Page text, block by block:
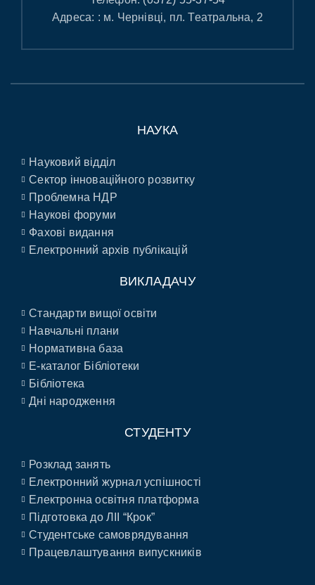
Адреса: : м. Чернівці, пл. Театральна, 2
НАУКА
Науковий відділ
Сектор інноваційного розвитку
Проблемна НДР
Наукові форуми
Фахові видання
Електронний архів публікацій
ВИКЛАДАЧУ
Стандарти вищої освіти
Навчальні плани
Нормативна база
E-каталог Бібліотеки
Бібліотека
Дні народження
СТУДЕНТУ
Розклад занять
Електронний журнал успішності
Електронна освітня платформа
Підготовка до ЛІІ “Крок”
Студентське самоврядування
Працевлаштування випускників